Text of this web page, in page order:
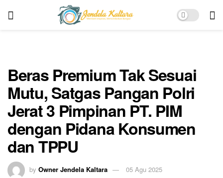
Beras Premium Tak Sesuai
Mutu, Satgas Pangan Polri
Jerat 3 Pimpinan PT. PIM
dengan Pidana Konsumen
dan TPPU
by Owner Jendela Kaltara 05 Agu 2025